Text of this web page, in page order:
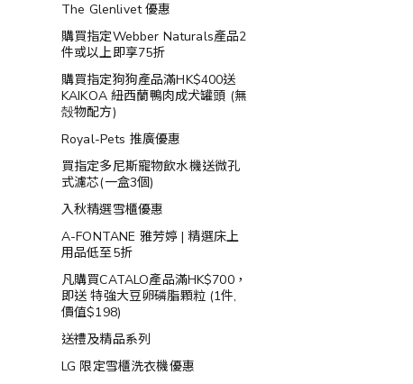
The Glenlivet 優惠
購買指定Webber Naturals產品2
件或以上即享75折
購買指定狗狗產品滿HK$400送
KAIKOA 紐西蘭鴨肉成犬罐頭 (無
殻物配方)
Royal-Pets 推廣優惠
買指定多尼斯寵物飲水機送微孔
式濾芯(一盒3個)
入秋精選雪櫃優惠
A-FONTANE 雅芳婷 | 精選床上
用品低至5折
凡購買CATALO產品滿HK$700，
即送 特強大豆卵磷脂顆粒 (1件,
價值$198)
送禮及精品系列
LG 限定雪櫃洗衣機優惠